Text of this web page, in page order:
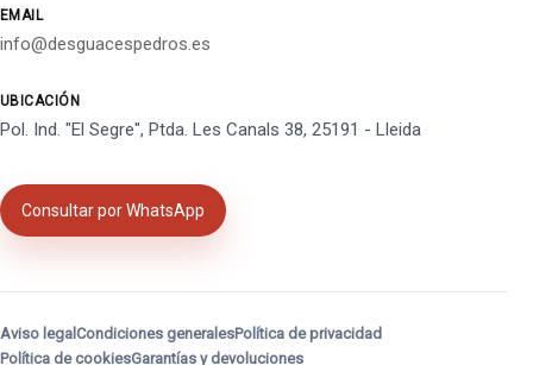
EMAIL
info@desguacespedros.es
UBICACIÓN
Pol. Ind. "El Segre", Ptda. Les Canals 38, 25191 - Lleida
Consultar por WhatsApp
Aviso legal Condiciones generalesPolítica de privacidad
Política de cookiesGarantías y devoluciones